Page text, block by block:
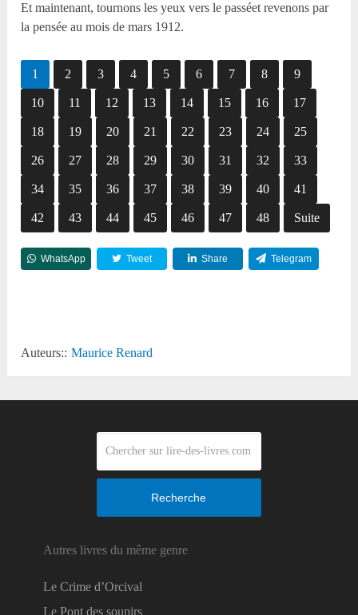
Et maintenant, tournons les yeux vers le passéet revenons par
la pensée au mois de mars 1912.
1 2 3 4 5 6 7 8 9
10 11 12 13 14 15 16 17
18 19 20 21 22 23 24 25
26 27 28 29 30 31 32 33
34 35 36 37 38 39 40 41
42 43 44 45 46 47 48 Suite
WhatsApp Tweet Share Telegram
Auteurs:: Maurice Renard
Recherche
Autres livres du même genre
Le Crime d’Orcival
Le Pont des soupirs